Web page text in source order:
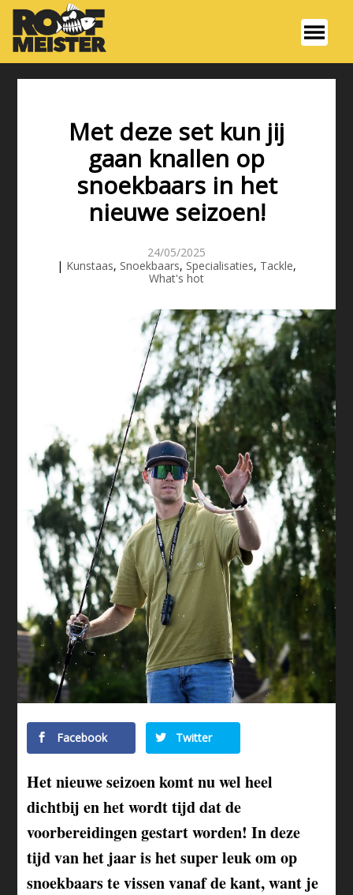
Met deze set kun jij
gaan knallen op
snoekbaars in het
nieuwe seizoen!
24/05/2025
| Kunstaas, Snoekbaars, Specialisaties, Tackle,
What's hot
Facebook Twitter
Het nieuwe seizoen komt nu wel heel
dichtbij en het wordt tijd dat de
voorbereidingen gestart worden! In deze
tijd van het jaar is het super leuk om op
snoekbaars te vissen vanaf de kant, want je